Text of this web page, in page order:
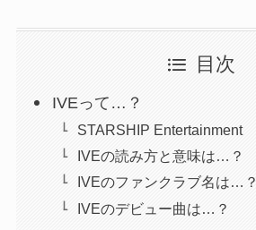
目次
IVEって…？
STARSHIP Entertainment
IVEの読み方と意味は…？
IVEのファンクラブ名は…？
IVEのデビュー曲は…？